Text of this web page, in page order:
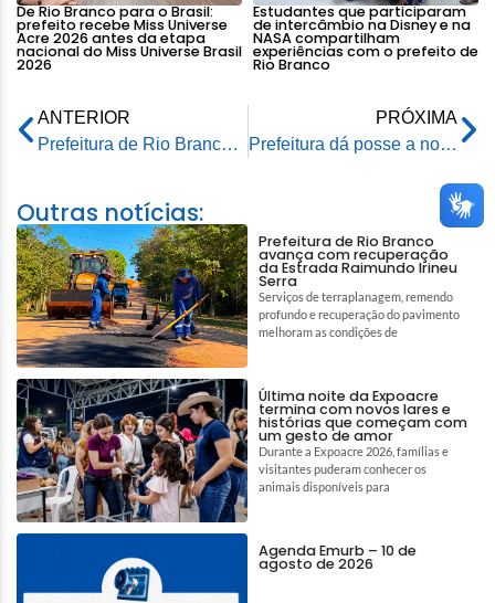
De Rio Branco para o Brasil:
prefeito recebe Miss Universe
Acre 2026 antes da etapa
nacional do Miss Universe Brasil
2026
Estudantes que participaram
de intercâmbio na Disney e na
NASA compartilham
experiências com o prefeito de
Rio Branco
ANTERIOR
Prefeitura de Rio Branco empossa dez novos Procuradores para o Município
PRÓXIMA
Prefeitura dá posse a novos auditores, técnicos de informática e contadores para o município
Outras notícias:
Prefeitura de Rio Branco
avança com recuperação
da Estrada Raimundo Irineu
Serra
Serviços de terraplanagem, remendo
profundo e recuperação do pavimento
melhoram as condições de
Última noite da Expoacre
termina com novos lares e
histórias que começam com
um gesto de amor
Durante a Expoacre 2026, famílias e
visitantes puderam conhecer os
animais disponíveis para
Agenda Emurb – 10 de
agosto de 2026